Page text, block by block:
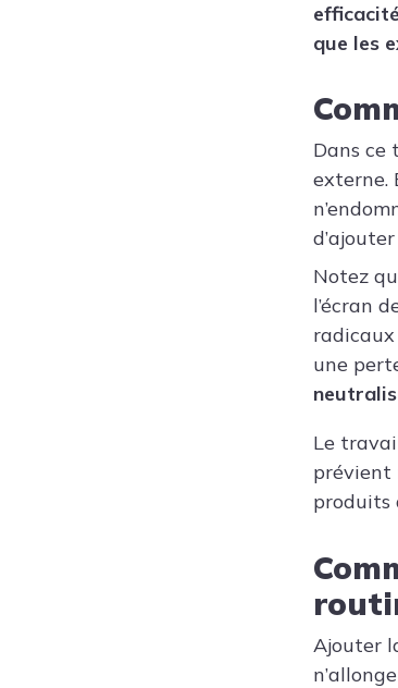
que les
Dans ce
externe.
Notez
l’écran
une
Le
prévient
produits
Ajouter